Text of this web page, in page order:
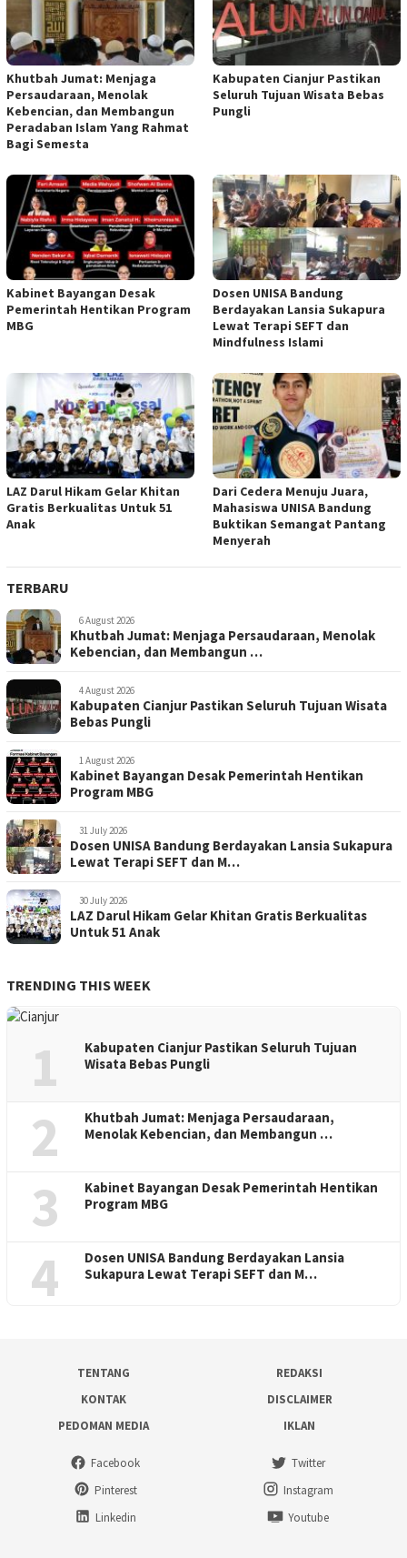
Khutbah Jumat: Menjaga
Persaudaraan, Menolak
Kebencian, dan Membangun
Peradaban Islam Yang Rahmat
Bagi Semesta
Kabupaten Cianjur Pastikan
Seluruh Tujuan Wisata Bebas
Pungli
Kabinet Bayangan Desak
Pemerintah Hentikan Program
MBG
Dosen UNISA Bandung
Berdayakan Lansia Sukapura
Lewat Terapi SEFT dan
Mindfulness Islami
LAZ Darul Hikam Gelar Khitan
Gratis Berkualitas Untuk 51
Anak
Dari Cedera Menuju Juara,
Mahasiswa UNISA Bandung
Buktikan Semangat Pantang
Menyerah
TERBARU
6 August 2026
Khutbah Jumat: Menjaga Persaudaraan, Menolak
Kebencian, dan Membangun …
4 August 2026
Kabupaten Cianjur Pastikan Seluruh Tujuan Wisata
Bebas Pungli
1 August 2026
Kabinet Bayangan Desak Pemerintah Hentikan
Program MBG
31 July 2026
Dosen UNISA Bandung Berdayakan Lansia Sukapura
Lewat Terapi SEFT dan M…
30 July 2026
LAZ Darul Hikam Gelar Khitan Gratis Berkualitas
Untuk 51 Anak
TRENDING THIS WEEK
1
Kabupaten Cianjur Pastikan Seluruh Tujuan
Wisata Bebas Pungli
2
Khutbah Jumat: Menjaga Persaudaraan,
Menolak Kebencian, dan Membangun …
3
Kabinet Bayangan Desak Pemerintah Hentikan
Program MBG
4
Dosen UNISA Bandung Berdayakan Lansia
Sukapura Lewat Terapi SEFT dan M…
TENTANG
REDAKSI
KONTAK
DISCLAIMER
PEDOMAN MEDIA
IKLAN
Facebook
Twitter
Pinterest
Instagram
Linkedin
Youtube